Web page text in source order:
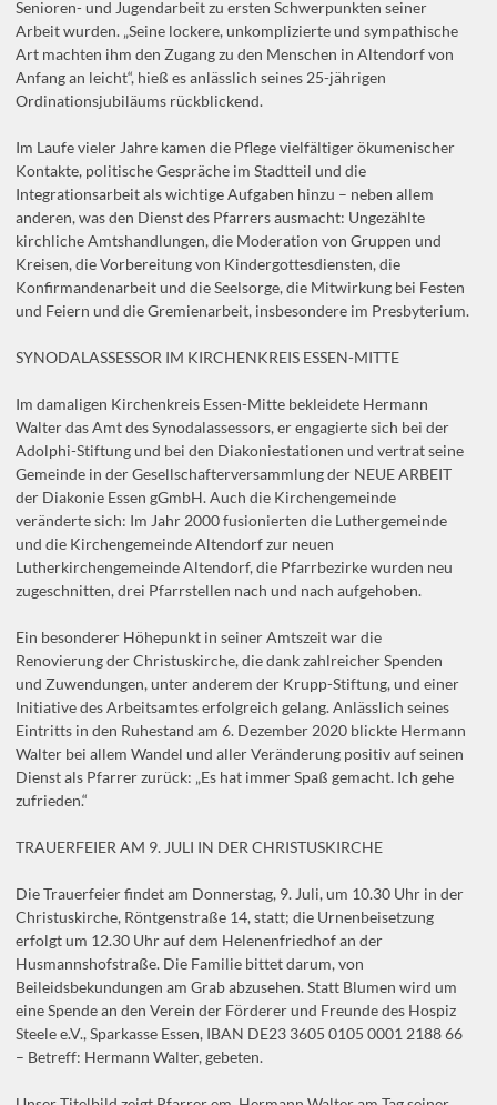
Senioren- und Jugendarbeit zu ersten Schwerpunkten seiner
Arbeit wurden. „Seine lockere, unkomplizierte und sympathische
Art machten ihm den Zugang zu den Menschen in Altendorf von
Anfang an leicht“, hieß es anlässlich seines 25-jährigen
Ordinationsjubiläums rückblickend.
Im Laufe vieler Jahre kamen die Pflege vielfältiger ökumenischer
Kontakte, politische Gespräche im Stadtteil und die
Integrationsarbeit als wichtige Aufgaben hinzu – neben allem
anderen, was den Dienst des Pfarrers ausmacht: Ungezählte
kirchliche Amtshandlungen, die Moderation von Gruppen und
Kreisen, die Vorbereitung von Kindergottesdiensten, die
Konfirmandenarbeit und die Seelsorge, die Mitwirkung bei Festen
und Feiern und die Gremienarbeit, insbesondere im Presbyterium.
SYNODALASSESSOR IM KIRCHENKREIS ESSEN-MITTE
Im damaligen Kirchenkreis Essen-Mitte bekleidete Hermann
Walter das Amt des Synodalassessors, er engagierte sich bei der
Adolphi-Stiftung und bei den Diakoniestationen und vertrat seine
Gemeinde in der Gesellschafterversammlung der NEUE ARBEIT
der Diakonie Essen gGmbH. Auch die Kirchengemeinde
veränderte sich: Im Jahr 2000 fusionierten die Luthergemeinde
und die Kirchengemeinde Altendorf zur neuen
Lutherkirchengemeinde Altendorf, die Pfarrbezirke wurden neu
zugeschnitten, drei Pfarrstellen nach und nach aufgehoben.
Ein besonderer Höhepunkt in seiner Amtszeit war die
Renovierung der Christuskirche, die dank zahlreicher Spenden
und Zuwendungen, unter anderem der Krupp-Stiftung, und einer
Initiative des Arbeitsamtes erfolgreich gelang. Anlässlich seines
Eintritts in den Ruhestand am 6. Dezember 2020 blickte Hermann
Walter bei allem Wandel und aller Veränderung positiv auf seinen
Dienst als Pfarrer zurück: „Es hat immer Spaß gemacht. Ich gehe
zufrieden.“
TRAUERFEIER AM 9. JULI IN DER CHRISTUSKIRCHE
Die Trauerfeier findet am Donnerstag, 9. Juli, um 10.30 Uhr in der
Christuskirche, Röntgenstraße 14, statt; die Urnenbeisetzung
erfolgt um 12.30 Uhr auf dem Helenenfriedhof an der
Husmannshofstraße. Die Familie bittet darum, von
Beileidsbekundungen am Grab abzusehen. Statt Blumen wird um
eine Spende an den Verein der Förderer und Freunde des Hospiz
Steele e.V., Sparkasse Essen, IBAN DE23 3605 0105 0001 2188 66
– Betreff: Hermann Walter, gebeten.